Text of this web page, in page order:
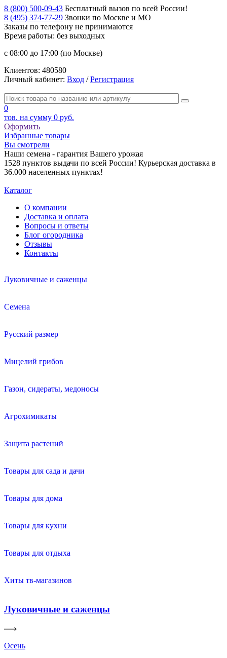
8 (800) 500-09-43 Бесплатный вызов по всей России!
8 (495) 374-77-29 Звонки по Москве и МО
Заказы по телефону не принимаются
Время работы: без выходных
с 08:00 до 17:00 (по Москве)
Клиентов: 480580
Личный кабинет: Вход /Регистрация
0
тов. на сумму 0 руб.
Оформить
Избранные товары
Вы смотрели
Наши семена - гарантия Вашего урожая
1528 пунктов выдачи по всей России! Курьерская доставка в
36.000 населенных пунктах!
Каталог
О компании
Доставка и оплата
Вопросы и ответы
Блог огородника
Отзывы
Контакты
Луковичные и саженцы
Семена
Русский размер
Мицелий грибов
Газон, сидераты, медоносы
Агрохимикаты
Защита растений
Товары для сада и дачи
Товары для дома
Товары для кухни
Товары для отдыха
Хиты тв-магазинов
Луковичные и саженцы
Осень